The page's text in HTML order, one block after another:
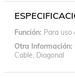
Función Para uso
Otra Información
Cable, Diagonal